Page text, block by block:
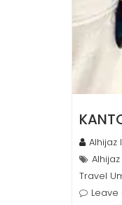
Alhijaz
Travel